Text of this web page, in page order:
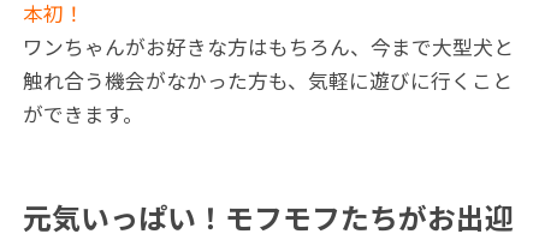
本初！
ワンちゃんがお好きな方はもちろん、今まで大型犬と
触れ合う機会がなかった方も、気軽に遊びに行くこと
ができます。
元気いっぱい！モフモフたちがお出迎